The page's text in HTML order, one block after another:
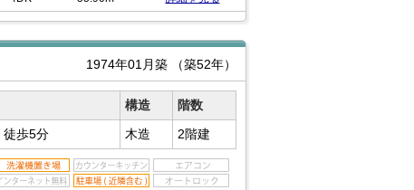
1974年01月築 （築52年）
構造
階数
徒歩5分 木造 2階建